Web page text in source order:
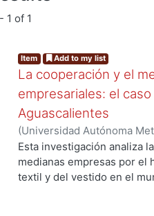
1 of 1
Item Add to my list
La cooperación y el
empresariales: el
Aguascalientes
(Universidad Autónoma
de Servicios de
Esta investigación analiza
medianas empresas por el
textil y del vestido en el